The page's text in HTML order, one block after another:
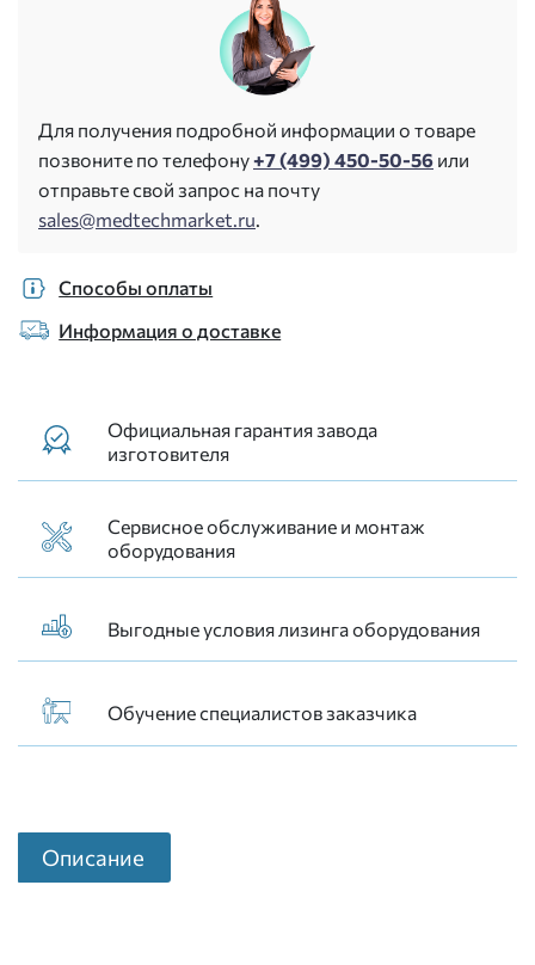
Для получения подробной информации о товаре
позвоните по телефону+7 (499) 450-50-56 или
отправьте свой запрос на почту
sales@medtechmarket.ru
Способы оплаты
Информация о доставке
Официальная гарантия завода
изготовителя
Сервисное обслуживание и монтаж
оборудования
Выгодные условия лизинга оборудования
Обучение специалистов заказчика
Описание